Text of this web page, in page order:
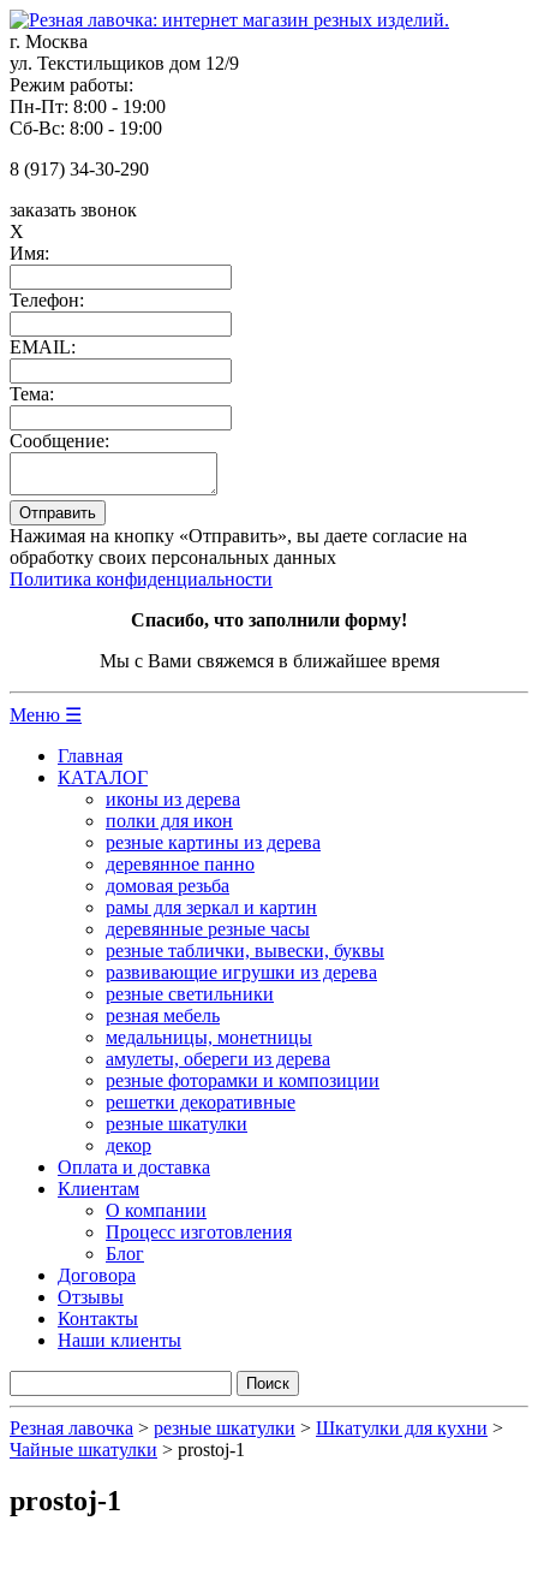
г. Москва
ул. Текстильщиков дом 12/9
Режим работы:
Пн-Пт: 8:00 - 19:00
Сб-Вс: 8:00 - 19:00
8 (917) 34-30-290
заказать звонок
X
Имя:
Телефон:
EMAIL:
Тема:
Сообщение:
Нажимая на кнопку «Отправить», вы даете согласие на
обработку своих персональных данных
Политика конфиденциальности
Спасибо, что заполнили форму!
Мы с Вами свяжемся в ближайшее время
Меню ☰
Главная
КАТАЛОГ
иконы из дерева
полки для икон
резные картины из дерева
деревянное панно
домовая резьба
рамы для зеркал и картин
деревянные резные часы
резные таблички, вывески, буквы
развивающие игрушки из дерева
резные светильники
резная мебель
медальницы, монетницы
амулеты, обереги из дерева
резные фоторамки и композиции
решетки декоративные
резные шкатулки
декор
Оплата и доставка
Клиентам
О компании
Процесс изготовления
Блог
Договора
Отзывы
Контакты
Наши клиенты
Резная лавочка > резные шкатулки > Шкатулки для кухни >
Чайные шкатулки > prostoj-1
prostoj-1